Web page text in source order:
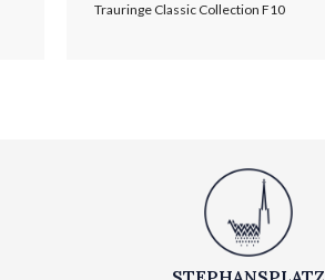
Trauringe Classic Collection F10